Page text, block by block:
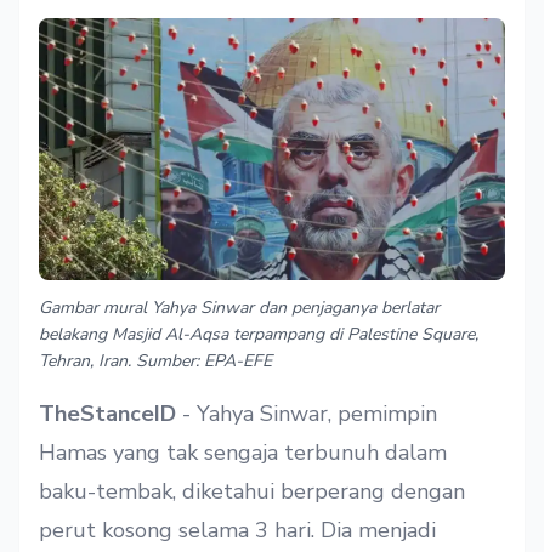
Gambar mural Yahya Sinwar dan penjaganya berlatar
belakang Masjid Al-Aqsa terpampang di Palestine Square,
Tehran, Iran. Sumber: EPA-EFE
TheStanceID - Yahya Sinwar, pemimpin
Hamas yang tak sengaja terbunuh dalam
baku-tembak, diketahui berperang dengan
perut kosong selama 3 hari. Dia menjadi